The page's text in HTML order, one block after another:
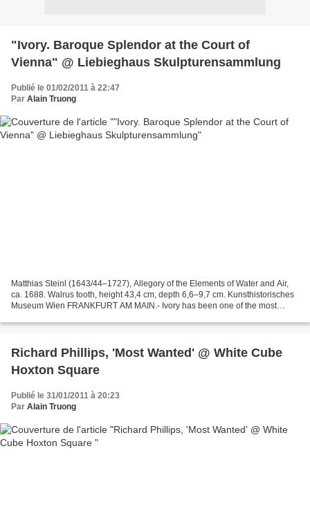
"Ivory. Baroque Splendor at the Court of
Vienna" @ Liebieghaus Skulpturensammlung
Publié le 01/02/2011 à 22:47
Par Alain Truong
Matthias Steinl (1643/44–1727), Allegory of the Elements of Water and Air,
ca. 1688. Walrus tooth, height 43,4 cm, depth 6,6–9,7 cm. Kunsthistorisches
Museum Wien FRANKFURT AM MAIN.- Ivory has been one of the most
Richard Phillips, 'Most Wanted' @ White Cube
Hoxton Square
Publié le 31/01/2011 à 20:23
Par Alain Truong